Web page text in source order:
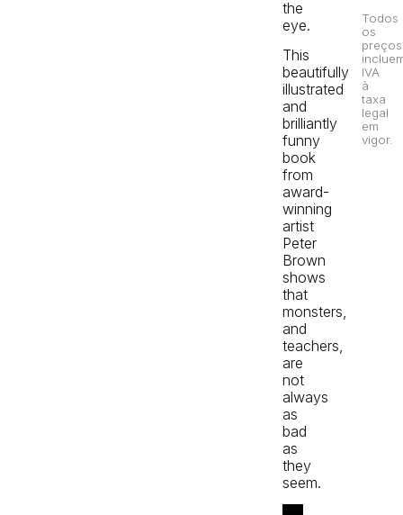
the
eye.
This
beautifully
illustrated
and
brilliantly
funny
book
from
award-
winning
artist
Peter
Brown
shows
that
monsters,
and
teachers,
are
not
always
as
bad
as
they
seem.
Todos
os
preços
IVA
à
taxa
legal
em
vigor.